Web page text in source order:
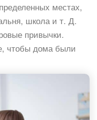
местах,
школа и т. Д.
привычки.
чтобы дома были